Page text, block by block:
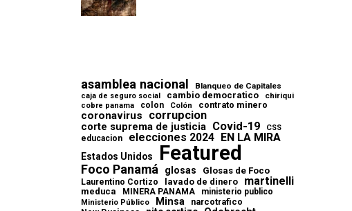
asamblea nacional Blanqueo de Capitales
caja de seguro social cambio democratico chiriqui
cobre panama colon Colón contrato minero
coronavirus corrupcion
corte suprema de justicia Covid-19 CSS
educacion elecciones 2024 EN LA MIRA
Estados Unidos Featured
Foco Panamá glosas Glosas de Foco
Laurentino Cortizo lavado de dinero martinelli
meduca MINERA PANAMA ministerio publico
Ministerio Público Minsa
narcotrafico